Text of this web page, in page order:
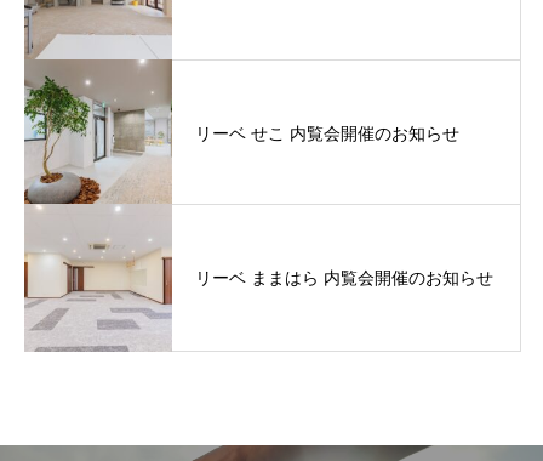
リーベ せこ 内覧会開催のお知らせ
リーベ ままはら 内覧会開催のお知らせ